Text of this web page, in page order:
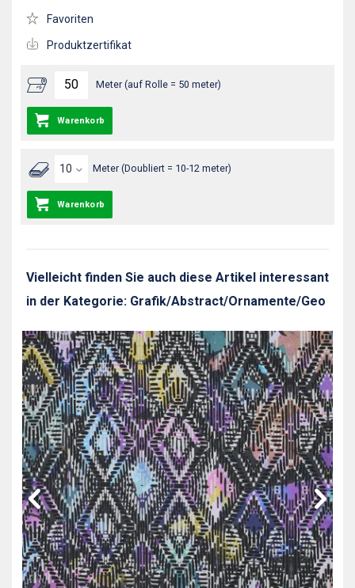
Meter (auf Rolle = 50 meter)
Warenkorb
Meter (Doubliert = 10-12 meter)
Warenkorb
Favoriten
Produktzertifikat
Vielleicht finden Sie auch diese Artikel interessant
in der Kategorie: Grafik/Abstract/Ornamente/Geo